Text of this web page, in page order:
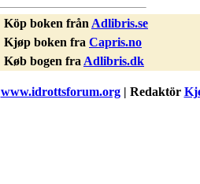
Köp boken från Adlibris.se
Kjøp boken fra Capris.no
Køb bogen fra Adlibris.dk
www.idrottsforum.org| Redaktör